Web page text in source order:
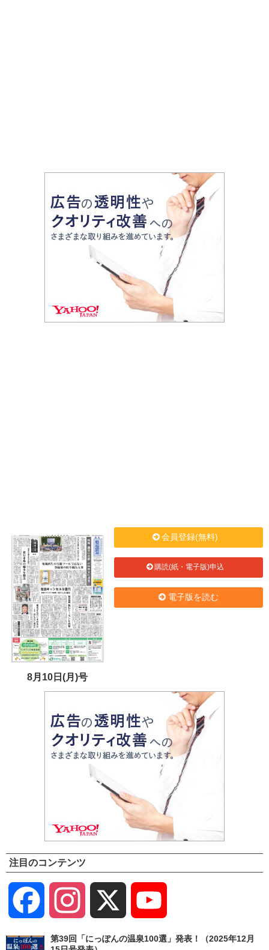
8月10日(月)号
会員登録(無料)
購読(紙・電子版)申込
電子版を読む
注目のコンテンツ
Facebook Instagram
Channel
第39回「にっぽんの温泉100選」発表！（2025年12月